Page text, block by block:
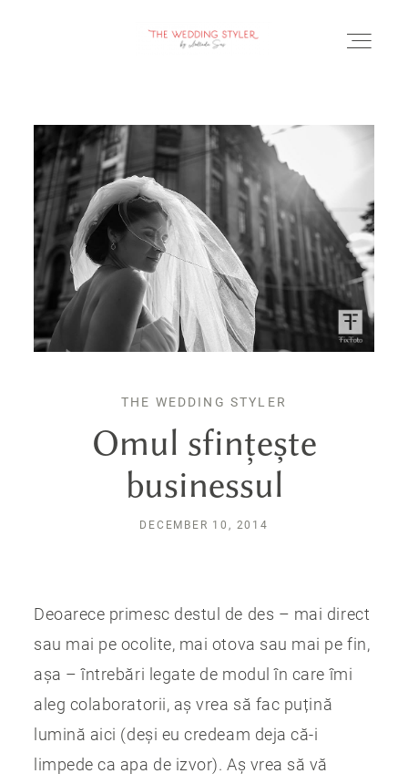
BLOG
SERVICII & FAQ
PORTOFOLIU
THE WEDDING STYLER
Omul sfințește
businessul
DECEMBER 10, 2014
Deoarece primesc destul de des – mai direct
sau mai pe ocolite, mai otova sau mai pe fin,
așa – întrebări legate de modul în care îmi
aleg colaboratorii, aș vrea să fac puțină
lumină aici (deși eu credeam deja că-i
limpede ca apa de izvor). Aș vrea să vă